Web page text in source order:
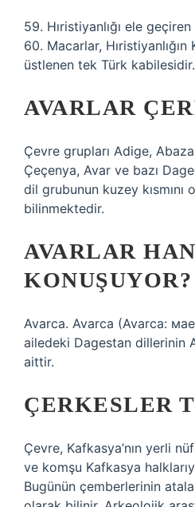
59. Hıristiyanlığı ele
60. Macarlar,
üstlenen tek Türk kabilesidir.
AVARLAR
Çevre grupları Adige,
Çeçenya, Avar ve bazı
dil grubunun kuzey kısmını
bilinmektedir.
AVARLAR
KONUŞUYOR?
Avarca. Avarca (Avarca:
ailedeki Dagestan dillerinin
aittir.
ÇERKESLER
Çevre, Kafkasya’nın yerli
ve komşu Kafkasya
Bugünün çemberlerinin